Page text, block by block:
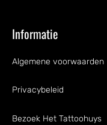
Informatie
Algemene voorwaarden
Privacybeleid
Bezoek Het Tattoohuys